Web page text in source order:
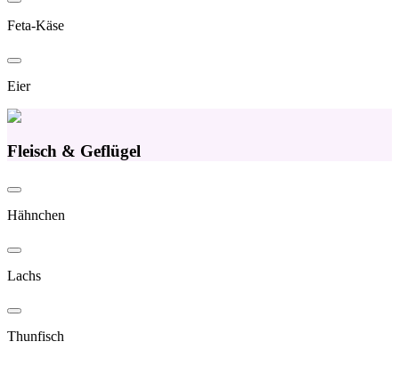
Feta-Käse
Eier
Fleisch & Geflügel
Hähnchen
Lachs
Thunfisch